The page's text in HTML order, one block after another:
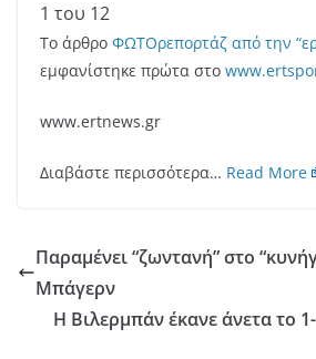
1 του 12
Το άρθρο ΦΩΤΟρεπορτάζ από την
εμφανίστηκε πρώτα στο
www.ertnews.gr
Διαβάστε περισσότερα… Read More
Παραμένει “ζωντανή” στο
Μπάγερν
Η Βιλερμπάν έκανε άνετα το